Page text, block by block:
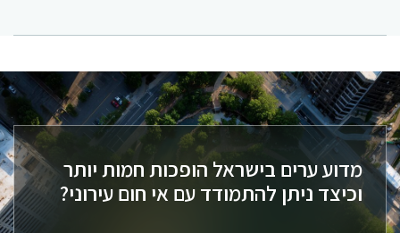
מדוע ערים בישראל הופכות חמות יותר
וכיצד ניתן להתמודד עם אי חום עירוני?